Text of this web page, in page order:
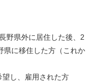
野県外に居住した後、2
県に移住した方（これか
し、雇用された方